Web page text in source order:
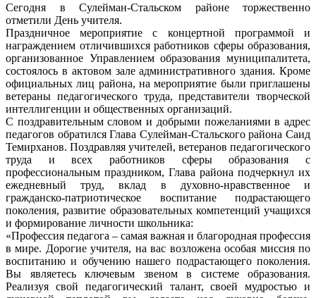
Сегодня в Сулейман-Стальском районе торжественно
отметили День учителя.
Праздничное мероприятие с концертной программой и
награждением отличившихся работников сферы образования,
организованное Управлением образования муниципалитета,
состоялось в актовом зале административного здания. Кроме
официальных лиц района, на мероприятие были приглашены
ветераны педагогического труда, представители творческой
интеллигенции и общественных организаций.
С поздравительным словом и добрыми пожеланиями в адрес
педагогов обратился Глава Сулейман-Стальского района Саид
Темирханов. Поздравляя учителей, ветеранов педагогического
труда и всех работников сферы образования с
профессиональным праздником, Глава района подчеркнул их
ежедневный труд, вклад в духовно-нравственное и
гражданско-патриотическое воспитание подрастающего
поколения, развитие образовательных компетенций учащихся
и формирование личности школьника:
«Профессия педагога – самая важная и благородная профессия
в мире. Дорогие учителя, на вас возложена особая миссия по
воспитанию и обучению нашего подрастающего поколения.
Вы являетесь ключевым звеном в системе образования.
Реализуя свой педагогический талант, своей мудростью и